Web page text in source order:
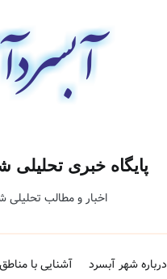
پایگاه خبری تحلیلی
اخبار و مطالب تحلیلی
درباره شهر آبسرد آشنایی با